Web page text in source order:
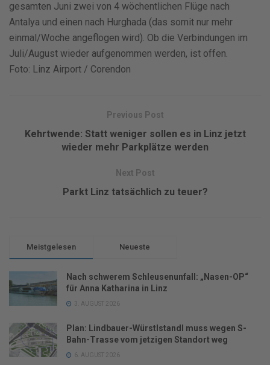
gesamten Juni zwei von 4 wöchentlichen Flüge nach
Antalya und einen nach Hurghada (das somit nur mehr
einmal/Woche angeflogen wird). Ob die Verbindungen im
Juli/August wieder aufgenommen werden, ist offen.
Foto: Linz Airport / Corendon
Previous Post
Kehrtwende: Statt weniger sollen es in Linz jetzt
wieder mehr Parkplätze werden
Next Post
Parkt Linz tatsächlich zu teuer?
Meistgelesen Neueste
Nach schwerem Schleusenunfall: „Nasen-OP“
für Anna Katharina in Linz
3. AUGUST 2026
Plan: Lindbauer-Würstlstandl muss wegen S-
Bahn-Trasse vom jetzigen Standort weg
6. AUGUST 2026